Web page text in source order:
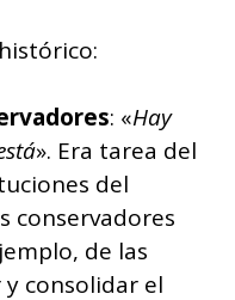
: «Hay
». Era tarea del
del
conservadores
de las
consolidar el